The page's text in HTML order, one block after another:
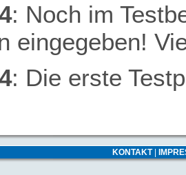
: Noch im
eingegeben!
: Die erste
KONTAKT|